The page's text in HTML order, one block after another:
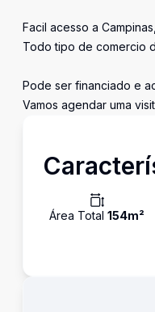
Facil acesso a
Todo tipo de comercio
Pode ser financiado e
Vamos agendar uma
Área Total 154m²